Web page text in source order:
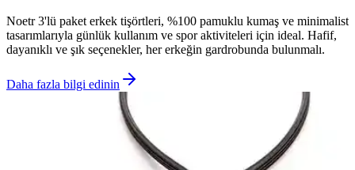
Noetr 3'lü paket erkek tişörtleri, %100 pamuklu kumaş ve minimalist
tasarımlarıyla günlük kullanım ve spor aktiviteleri için ideal. Hafif,
dayanıklı ve şık seçenekler, her erkeğin gardrobunda bulunmalı.
Daha fazla bilgi edinin